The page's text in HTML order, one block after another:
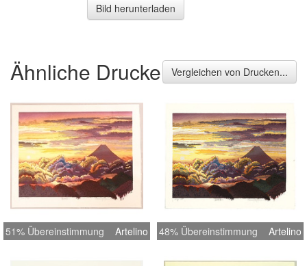
Bild herunterladen
Ähnliche Drucke Vergleichen von Drucken...
51% Übereinstimmung Artelino 48% Übereinstimmung Artelino